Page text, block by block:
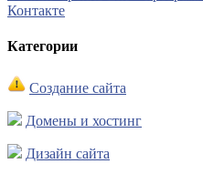
Контакте
Категории
Создание сайта
Домены и хостинг
Дизайн сайта